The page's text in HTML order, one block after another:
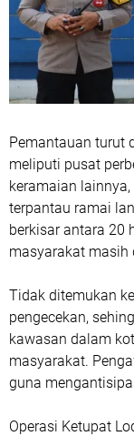
Pemantauan turut
meliputi pusat
keramaian
terpantau ramai
berkisar antara 20
masyarakat masih
Tidak ditemukan
pengecekan,
kawasan dalam
masyarakat.
guna
Operasi Ketupat